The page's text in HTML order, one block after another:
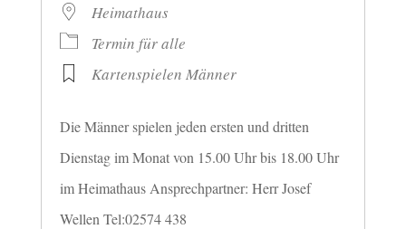
Heimathaus
Termin für alle
Kartenspielen Männer
Die Männer spielen jeden ersten und dritten
Dienstag im Monat von 15.00 Uhr bis 18.00 Uhr
im Heimathaus Ansprechpartner: Herr Josef
Wellen Tel:02574 438